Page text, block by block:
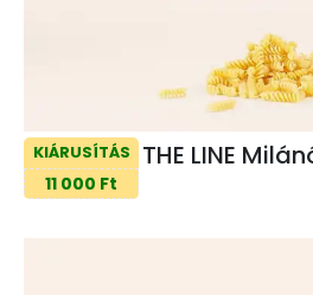
KIÁRUSÍTÁS
11 000 Ft
THE LINE